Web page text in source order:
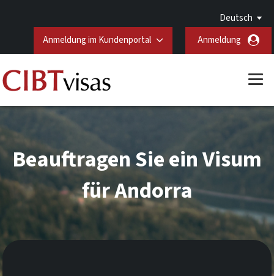
Deutsch
Anmeldung im Kundenportal
Anmeldung
Beauftragen Sie ein Visum
für Andorra